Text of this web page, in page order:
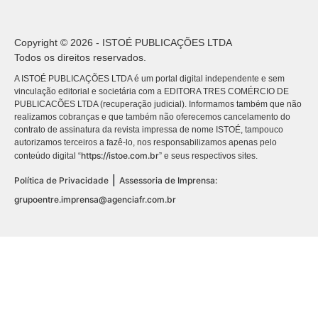
Copyright © 2026 - ISTOÉ PUBLICAÇÕES LTDA
Todos os direitos reservados.
A ISTOÉ PUBLICAÇÕES LTDA é um portal digital independente e sem
vinculação editorial e societária com a EDITORA TRES COMÉRCIO DE
PUBLICACÕES LTDA (recuperação judicial). Informamos também que não
realizamos cobranças e que também não oferecemos cancelamento do
contrato de assinatura da revista impressa de nome ISTOÉ, tampouco
autorizamos terceiros a fazê-lo, nos responsabilizamos apenas pelo
conteúdo digital “https://istoe.com.br” e seus respectivos sites.
Política de Privacidade
Assessoria de Imprensa:
grupoentre.imprensa@agenciafr.com.br